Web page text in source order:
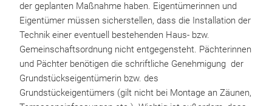
der geplanten Maßnahme haben. Eigentümerinnen und
Eigentümer müssen sicherstellen, dass die Installation der
Technik einer eventuell bestehenden Haus- bzw.
Gemeinschaftsordnung nicht entgegensteht. Pächterinnen
und Pächter benötigen die schriftliche Genehmigung der
Grundstückseigentümerin bzw. des
Grundstückeigentümers (gilt nicht bei Montage an Zäunen,